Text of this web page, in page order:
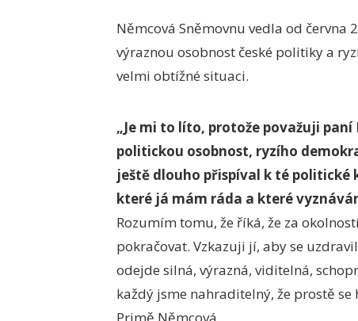
Němcová Sněmovnu vedla od června
výraznou osobnost české politiky a
velmi obtížné situaci.
„Je mi to líto, protože považuji
politickou osobnost, ryzího
ještě dlouho přispíval k té
které já mám ráda a které
Rozumím tomu, že říká, že za
pokračovat. Vzkazuji jí, aby se
odejde silná, výrazná, viditelná,
každý jsme nahraditelný, že prostě